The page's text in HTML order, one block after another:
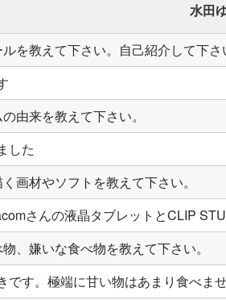
水田
を教えて下さい。自己紹介して下さ
由来を教えて下さい。
した
画材やソフトを教えて下さい。
さんの液晶タブレットとCLIP
、嫌いな食べ物を教えて下さい。
です。極端に甘い物はあまり食べま